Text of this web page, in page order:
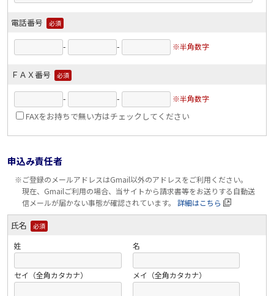
電話番号 必須
- - ※半角数字
ＦＡＸ番号 必須
- - ※半角数字
FAXをお持ちで無い方はチェックしてください
申込み責任者
※ご登録のメールアドレスはGmail以外のアドレスをご利用ください。
現在、Gmailご利用の場合、当サイトから請求書等をお送りする自動送
信メールが届かない事態が確認されています。 詳細はこちら
氏名 必須
姓 名
セイ（全角カタカナ） メイ（全角カタカナ）